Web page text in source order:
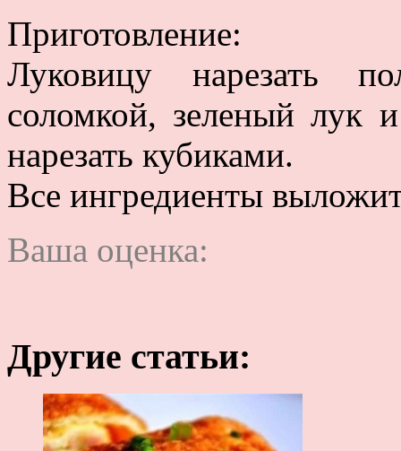
Приготовление:
Луковицу нарезать
соломкой, зеленый лук
нарезать кубиками.
Все ингредиенты
Ваша оценка:
Другие статьи: